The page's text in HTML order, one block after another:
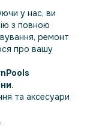
у нас, ви
з повною
ремонт
про вашу
.
та аксесуари